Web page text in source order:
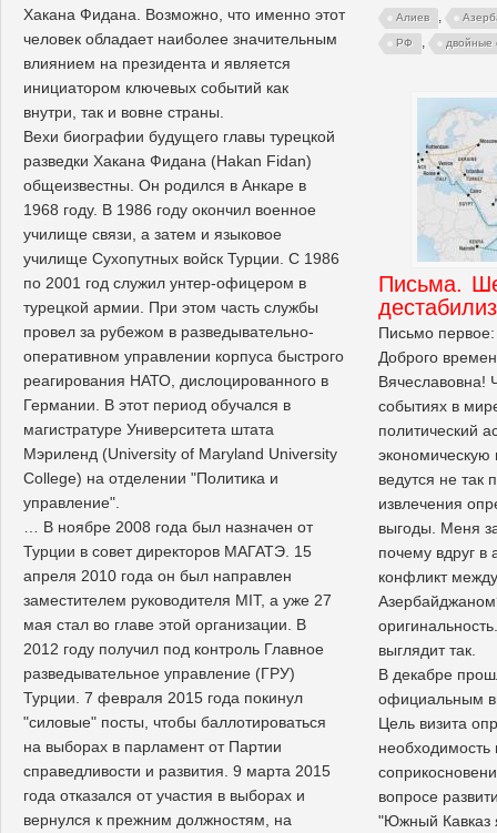
Алиев ,
РФ , двойные
Хакана Фидана. Возможно, что именно этот
человек обладает наиболее значительным
влиянием на президента и является
инициатором ключевых событий как
внутри, так и вовне страны.
Вехи биографии будущего главы турецкой
разведки Хакана Фидана (Hakan Fidan)
общеизвестны. Он родился в Анкаре в
1968 году. В 1986 году окончил военное
училище связи, а затем и языковое
училище Сухопутных войск Турции. С 1986
по 2001 год служил унтер-офицером в
турецкой армии. При этом часть службы
провел за рубежом в разведывательно-
оперативном управлении корпуса быстрого
реагирования НАТО, дислоцированного в
Германии. В этот период обучался в
магистратуре Университета штата
Мэриленд (University of Maryland University
College) на отделении "Политика и
управление".
… В ноябре 2008 года был назначен от
Турции в совет директоров МАГАТЭ. 15
апреля 2010 года он был направлен
заместителем руководителя MIT, а уже 27
мая стал во главе этой организации. В
2012 году получил под контроль Главное
разведывательное управление (ГРУ)
Турции. 7 февраля 2015 года покинул
"силовые" посты, чтобы баллотироваться
на выборах в парламент от Партии
справедливости и развития. 9 марта 2015
года отказался от участия в выборах и
вернулся к прежним должностям, на
Письма.
Письмо первое:
Доброго
Вячеславовна!
событиях в
политический
ведутся не так
извлечения
выгоды. Меня
почему вдруг в
конфликт
выглядит так.
В декабре
официальным
Цель визита
необходимость
вопросе
"Южный Кавказ